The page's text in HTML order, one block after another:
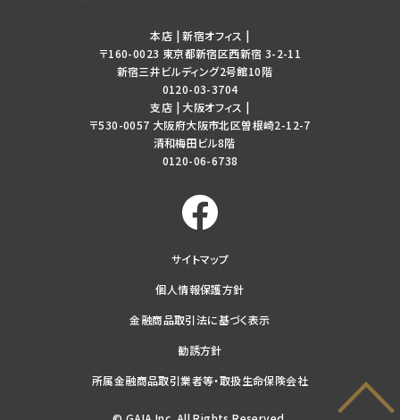
本店 | 新宿オフィス |
〒160-0023 東京都新宿区西新宿 3-2-11
新宿三井ビルディング2号館10階
0120-03-3704
支店 | 大阪オフィス |
〒530-0057 大阪府大阪市北区曽根崎2-12-7
清和梅田ビル8階
0120-06-6738
サイトマップ
個人情報保護方針
金融商品取引法に基づく表示
勧誘方針
所属金融商品取引業者等・取扱生命保険会社